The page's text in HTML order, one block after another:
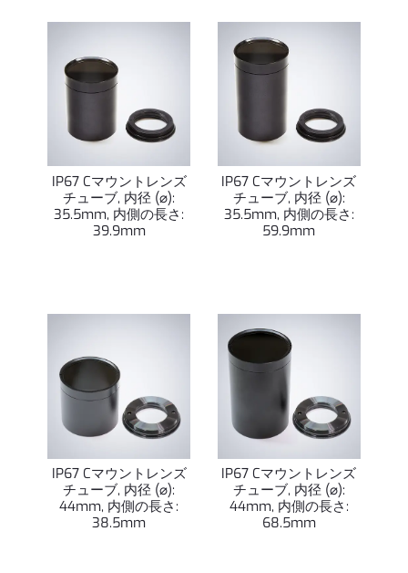
IP67 Cマウントレンズ
チューブ, 内径 (⌀):
35.5mm, 内側の長さ:
39.9mm
IP67 Cマウントレンズ
チューブ, 内径 (⌀):
35.5mm, 内側の長さ:
59.9mm
IP67 Cマウントレンズ
チューブ, 内径 (⌀):
44mm, 内側の長さ:
38.5mm
IP67 Cマウントレンズ
チューブ, 内径 (⌀):
44mm, 内側の長さ:
68.5mm